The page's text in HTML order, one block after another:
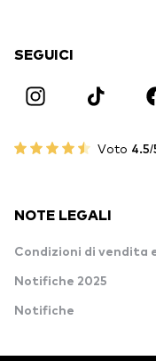
SEGUICI
Voto 4.5/
NOTE LEGALI
Condizioni di vendita
Notifiche 2025
Notifiche